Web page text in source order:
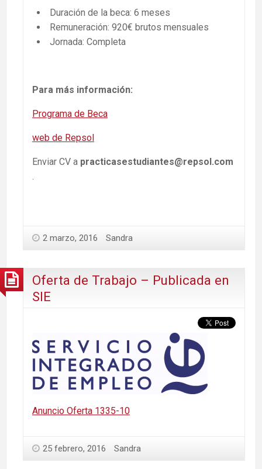
Duración de la beca: 6 meses
Remuneración: 920€ brutos mensuales
Jornada: Completa
Para más información:
Programa de Beca
web de Repsol
Enviar CV a practicasestudiantes@repsol.com
.
2 marzo, 2016 Sandra
Oferta de Trabajo – Publicada en
SIE
Anuncio Oferta 1335-10
25 febrero, 2016 Sandra